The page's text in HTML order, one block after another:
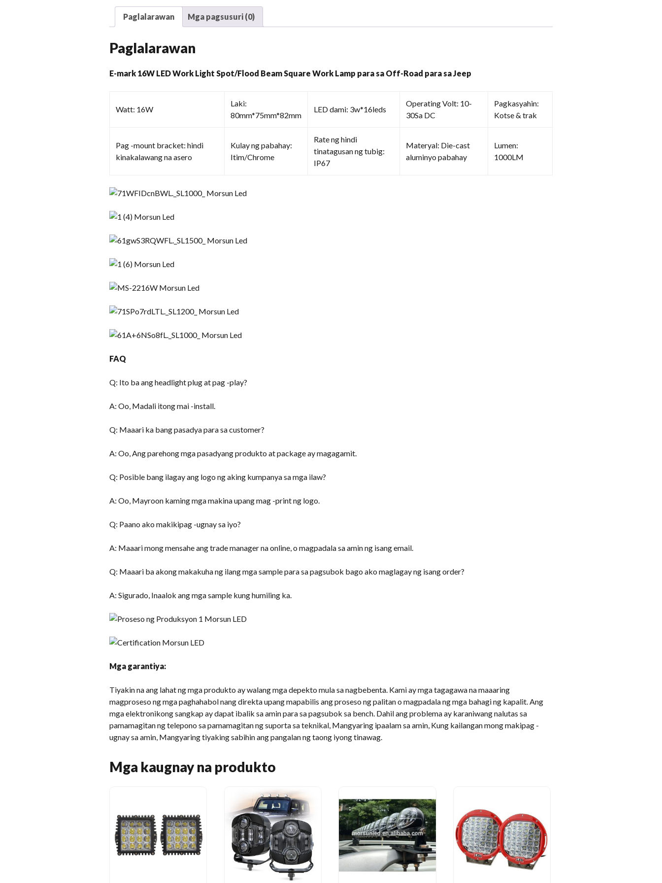
Paglalarawan Mga pagsusuri (0)
Paglalarawan
E-mark 16W LED Work Light Spot/Flood Beam Square Work Lamp para sa Off-Road para sa Jeep
Watt: 16W
Laki:
80mm*75mm*82mm
LED dami: 3w*16leds
Operating Volt: 10-
30Sa DC
Pagkasyahin:
Kotse & trak
Pag -mount bracket: hindi
kinakalawang na asero
Kulay ng pabahay:
Itim/Chrome
Rate ng hindi
tinatagusan ng tubig:
IP67
Materyal: Die-cast
aluminyo pabahay
Lumen:
1000LM
FAQ
Q: Ito ba ang headlight plug at pag -play?
A: Oo, Madali itong mai -install.
Q: Maaari ka bang pasadya para sa customer?
A: Oo, Ang parehong mga pasadyang produkto at package ay magagamit.
Q: Posible bang ilagay ang logo ng aking kumpanya sa mga ilaw?
A: Oo, Mayroon kaming mga makina upang mag -print ng logo.
Q: Paano ako makikipag -ugnay sa iyo?
A: Maaari mong mensahe ang trade manager na online, o magpadala sa amin ng isang email.
Q: Maaari ba akong makakuha ng ilang mga sample para sa pagsubok bago ako maglagay ng isang order?
A: Sigurado, Inaalok ang mga sample kung humiling ka.
Mga garantiya:
Tiyakin na ang lahat ng mga produkto ay walang mga depekto mula sa nagbebenta. Kami ay mga tagagawa na maaaring
magproseso ng mga paghahabol nang direkta upang mapabilis ang proseso ng palitan o magpadala ng mga bahagi ng kapalit. Ang
mga elektronikong sangkap ay dapat ibalik sa amin para sa pagsubok sa bench. Dahil ang problema ay karaniwang nalutas sa
pamamagitan ng telepono sa pamamagitan ng suporta sa teknikal, Mangyaring ipaalam sa amin, Kung kailangan mong makipag -
ugnay sa amin, Mangyaring tiyaking sabihin ang pangalan ng taong iyong tinawag.
Mga kaugnay na produkto